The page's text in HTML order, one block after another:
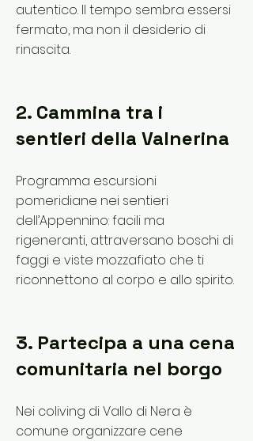
autentico. Il tempo sembra essersi
fermato, ma non il desiderio di
rinascita.
2. Cammina tra i
sentieri della Valnerina
Programma escursioni
pomeridiane nei sentieri
dell’Appennino: facili ma
rigeneranti, attraversano boschi di
faggi e viste mozzafiato che ti
riconnettono al corpo e allo spirito.
3. Partecipa a una cena
comunitaria nel borgo
Nei coliving di Vallo di Nera è
comune organizzare cene